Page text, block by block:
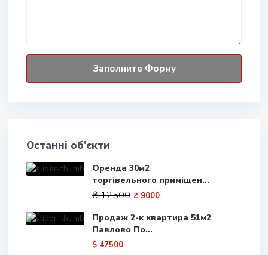
Останні об’єкти
Оренда 30м2
торгівельного приміщен...
₴ 12500 ₴ 9000
Продаж 2-к квартира 51м2
Павлово По...
$ 47500